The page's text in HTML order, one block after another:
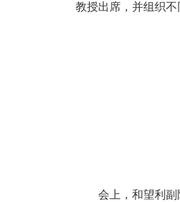
教授出席，并组织不
会上，和望利